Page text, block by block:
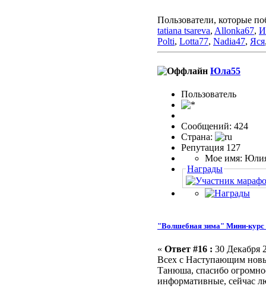
Пользователи, которые
tatiana tsareva, Allonka67,
Polti, Lotta77, Nadia47, Яся
Юла55
Пользовaтeль
Сообщений: 424
Страна:
Репутация 127
Мое имя:
Награды
"Волшебная зима" Мини-курс
« Ответ #16 : 30 Декабря
Всех с Наступающим
Танюша, спасибо
информативные, сейчас